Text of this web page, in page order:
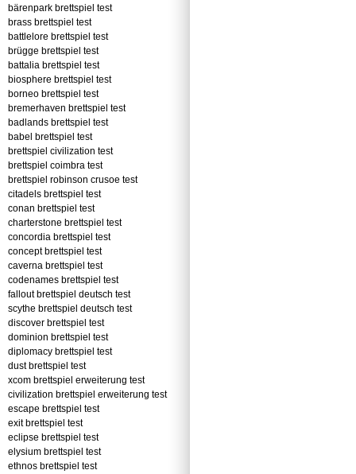
bärenpark brettspiel test
brass brettspiel test
battlelore brettspiel test
brügge brettspiel test
battalia brettspiel test
biosphere brettspiel test
borneo brettspiel test
bremerhaven brettspiel test
badlands brettspiel test
babel brettspiel test
brettspiel civilization test
brettspiel coimbra test
brettspiel robinson crusoe test
citadels brettspiel test
conan brettspiel test
charterstone brettspiel test
concordia brettspiel test
concept brettspiel test
caverna brettspiel test
codenames brettspiel test
fallout brettspiel deutsch test
scythe brettspiel deutsch test
discover brettspiel test
dominion brettspiel test
diplomacy brettspiel test
dust brettspiel test
xcom brettspiel erweiterung test
civilization brettspiel erweiterung test
escape brettspiel test
exit brettspiel test
eclipse brettspiel test
elysium brettspiel test
ethnos brettspiel test